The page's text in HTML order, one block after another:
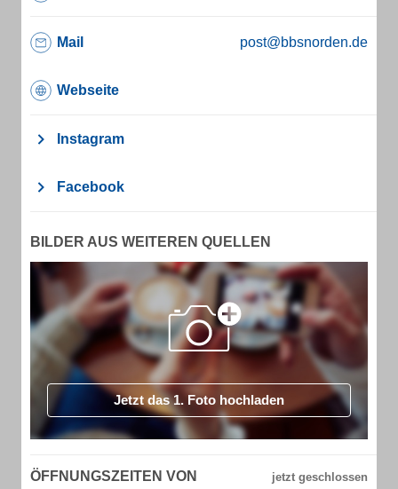
Mail post@bbsnorden.de
Webseite
Instagram
Facebook
BILDER AUS WEITEREN QUELLEN
Jetzt das 1. Foto hochladen
ÖFFNUNGSZEITEN VON